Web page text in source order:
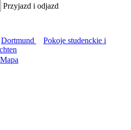
Przyjazd i odjazd
Dortmund
Pokoje studenckie i
Mapa